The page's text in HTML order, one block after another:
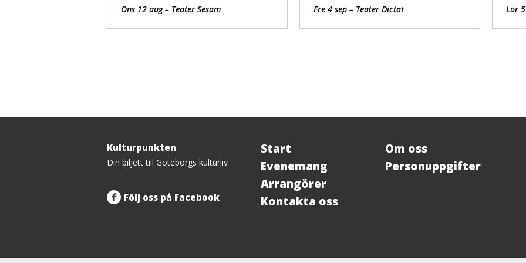
Ons 12 aug – Teater Sesam Fre 4 sep – Teater Dictat Lör
Tillbaka
upp
Kulturpunkten
Din biljett till Göteborgs kulturliv
Följ oss på Facebook
Start
Evenemang
Arrangörer
Kontakta oss
Om oss
Personuppgifter